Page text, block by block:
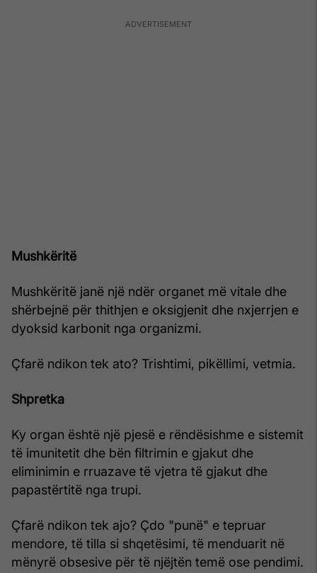
Mushkëritë
Mushkëritë janë një ndër organet më vitale dhe
shërbejnë për thithjen e oksigjenit dhe nxjerrjen e
dyoksid karbonit nga organizmi.
Çfarë ndikon tek ato? Trishtimi, pikëllimi, vetmia.
Shpretka
Ky organ është një pjesë e rëndësishme e sistemit
të imunitetit dhe bën filtrimin e gjakut dhe
eliminimin e rruazave të vjetra të gjakut dhe
papastërtitë nga trupi.
Çfarë ndikon tek ajo? Çdo "punë" e tepruar
mendore, të tilla si shqetësimi, të menduarit në
mënyrë obsesive për të njëjtën temë ose pendimi.